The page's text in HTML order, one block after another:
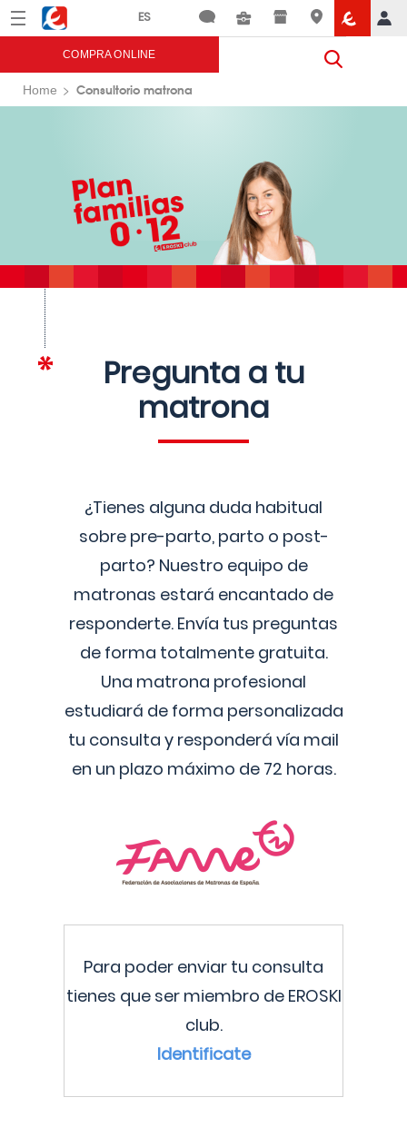
Menú Eroski
COMPRA ONLINE
Home Consultorio matrona
Pregunta a tu
matrona
¿Tienes alguna duda habitual
sobre pre-parto, parto o post-
parto? Nuestro equipo de
matronas estará encantado de
responderte. Envía tus preguntas
de forma totalmente gratuita.
Una matrona profesional
estudiará de forma personalizada
tu consulta y responderá vía mail
en un plazo máximo de 72 horas.
Para poder enviar tu consulta
tienes que ser miembro de EROSKI
club.
Identificate